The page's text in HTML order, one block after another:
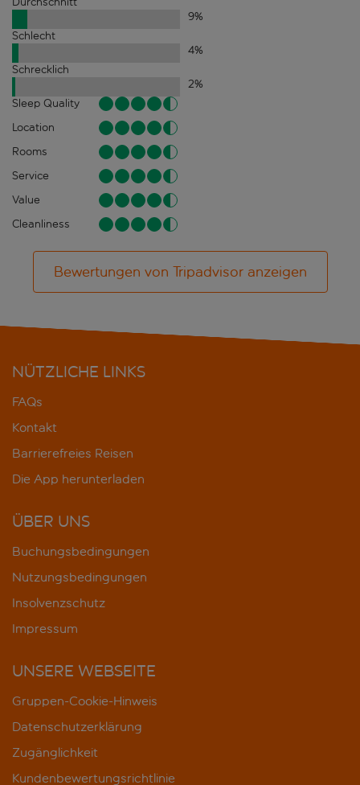
9%
Schlecht
4%
Schrecklich
2%
Sleep Quality
Location
Rooms
Service
Value
Cleanliness
Bewertungen von Tripadvisor anzeigen
NÜTZLICHE LINKS
FAQs
Kontakt
Barrierefreies Reisen
Die App herunterladen
ÜBER UNS
Buchungsbedingungen
Nutzungsbedingungen
Insolvenzschutz
Impressum
UNSERE WEBSEITE
Gruppen-Cookie-Hinweis
Datenschutzerklärung
Zugänglichkeit
Kundenbewertungsrichtlinie